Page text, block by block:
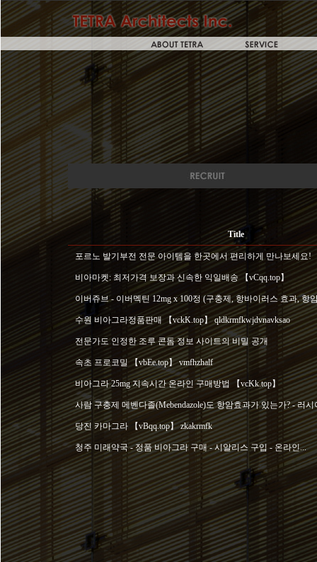
Title
포르노 발기부전 전문 아이템을 한곳에서 편리하게 만나보세요!
비아마켓: 최저가격 보장과 신속한 익일배송 【vCqq.top】
이버쥬브 - 이버멕틴 12mg x 100정 (구충제, 항바이러스 효과, 항
수원 비아그라정품판매 【vckK.top】 qldkrmfkwjdvnavksao
전문가도 인정한 조루 콘돔 정보 사이트의 비밀 공개
속초 프로코밀 【vbEe.top】 vmfhzhalf
비아그라 25mg 지속시간 온라인 구매방법 【vcKk.top】
사람 구충제 메벤다졸(Mebendazole)도 항암효과가 있는가? - 러시
당진 카마그라 【vBqq.top】 zkakrmfk
청주 미래약국 - 정품 비아그라 구매 - 시알리스 구입 - 온라인...